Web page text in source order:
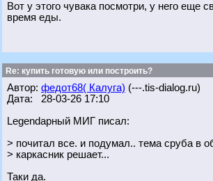
Вот у этого чувака посмотри, у него еще
время еды.
Re: купить готовую или построить?
Автор: федот68( Калуга) (---.tis-dialog.ru)
Дата: 28-03-26 17:10
Legendарный МИГ писал:
> почитал все. и подумал.. тема сруба в
> каркасник решает...
Таки да.